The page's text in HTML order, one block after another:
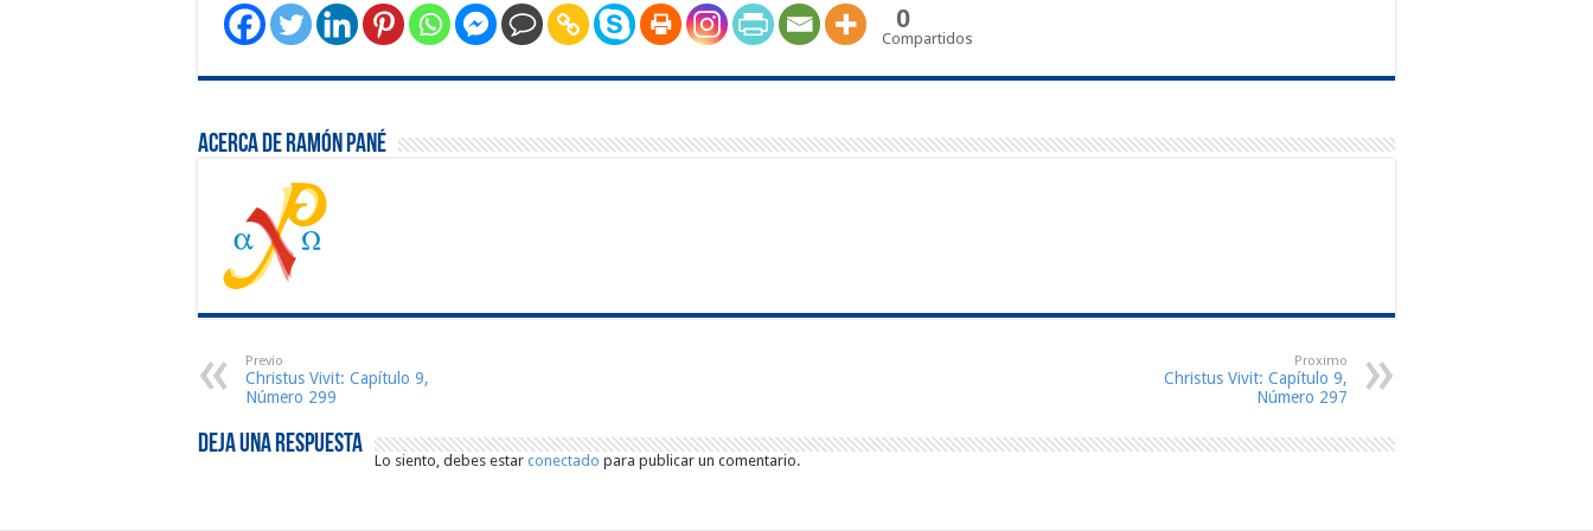
0
Compartidos
Acerca de Ramón Pané
Previo
Christus Vivit: Capítulo 9,
Número 299
Proximo
Christus Vivit: Capítulo 9,
Número 297
Deja una respuesta
Lo siento, debes estar conectado para publicar un comentario.